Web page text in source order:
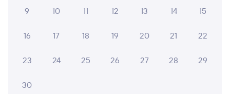
6 причин купить ж/д билеты
Подробные ответы на вопросы о поездке или
9 10 11 12 13 14 15
16 17 18 19 20 21 22
23 24 25 26 27 28 29
30